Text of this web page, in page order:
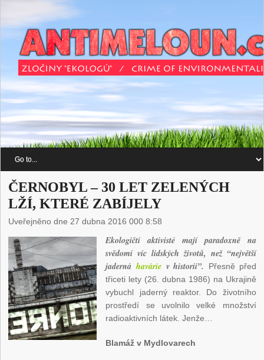
ČERNOBYL – 30 LET ZELENÝCH
LŽÍ, KTERÉ ZABÍJELY
Uveřejněno dne 27 dubna 2016 000 8:58
Ekologičtí aktivisté mají paradoxně na
svědomí víc lidských životů, než “největší
jadernáhavárie v historii”.
Přesně před
třiceti lety (26. dubna 1986) na Ukrajině
vybuchl jaderný reaktor. Do životního
prostředí se uvolnilo velké množství
radioaktivních látek. Jenže…
Blamáž v Mydlovarech